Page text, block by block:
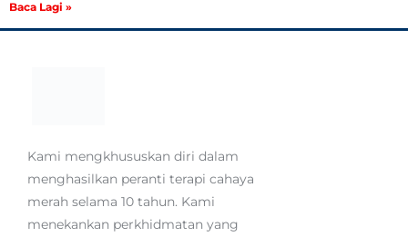
Baca Lagi »
Kami mengkhususkan diri dalam
menghasilkan peranti terapi cahaya
merah selama 10 tahun. Kami
menekankan perkhidmatan yang